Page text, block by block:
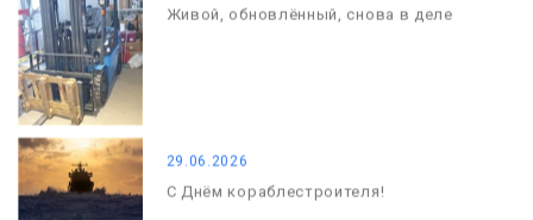
Живой, обновлённый, снова в деле
29.06.2026
С Днём кораблестроителя!